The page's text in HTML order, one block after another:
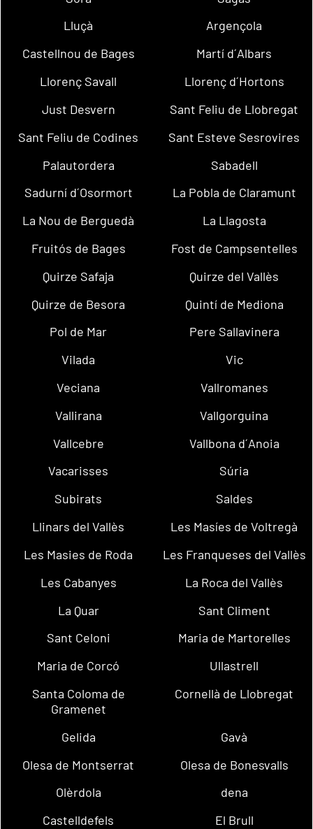
Lluçà
Argençola
Castellnou de Bages
Martí d´Albars
Llorenç Savall
Llorenç d´Hortons
Just Desvern
Sant Feliu de Llobregat
Sant Feliu de Codines
Sant Esteve Sesrovires
Palautordera
Sabadell
Sadurní d´Osormort
La Pobla de Claramunt
La Nou de Berguedà
La Llagosta
Fruitós de Bages
Fost de Campsentelles
Quirze Safaja
Quirze del Vallès
Quirze de Besora
Quintí de Mediona
Pol de Mar
Pere Sallavinera
Vilada
Vic
Veciana
Vallromanes
Vallirana
Vallgorguina
Vallcebre
Vallbona d´Anoia
Vacarisses
Súria
Subirats
Saldes
Llinars del Vallès
Les Masíes de Voltregà
Les Masies de Roda
Les Franqueses del Vallès
Les Cabanyes
La Roca del Vallès
La Quar
Sant Climent
Sant Celoni
Maria de Martorelles
Maria de Corcó
Ullastrell
Santa Coloma de
Gramenet
Cornellà de Llobregat
Gelida
Gavà
Olesa de Montserrat
Olesa de Bonesvalls
Olèrdola
dena
Castelldefels
El Brull